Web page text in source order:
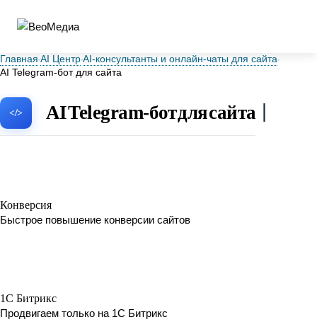
Главная AI ЦентрAI-консультанты и онлайн-чаты для сайта
AI Telegram-бот для сайта
AI Telegram-бот для сайта
Конверсия
Быстрое повышение конверсии сайтов
1C Битрикс
Продвигаем только на 1С Битрикс